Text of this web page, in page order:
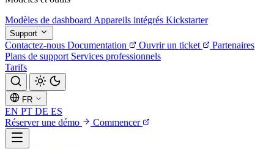
Modèles de dashboard Appareils intégrés Kickstarter
Support
Contactez-nous Documentation Ouvrir un ticket
Partenaires
Plans de support Services professionnels
Tarifs
FR
EN PT DE ES
Réserver une démo
Commencer